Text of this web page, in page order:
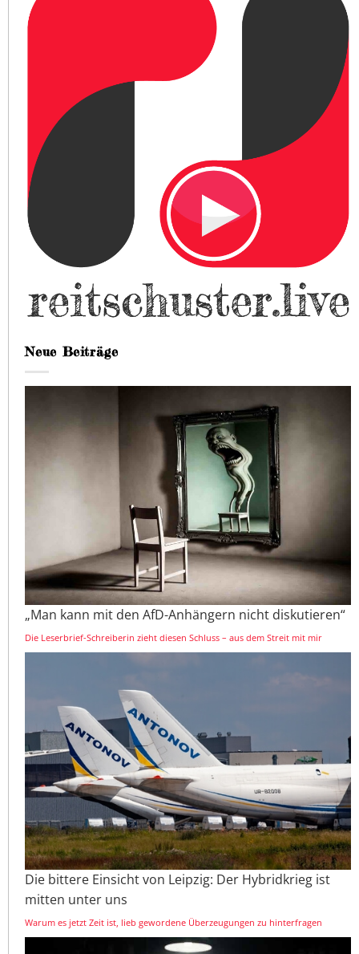
Neue Beiträge
„Man kann mit den AfD-Anhängern nicht diskutieren“
Die Leserbrief-Schreiberin zieht diesen Schluss – aus dem Streit mit mir
Die bittere Einsicht von Leipzig: Der Hybridkrieg ist
mitten unter uns
Warum es jetzt Zeit ist, lieb gewordene Überzeugungen zu hinterfragen